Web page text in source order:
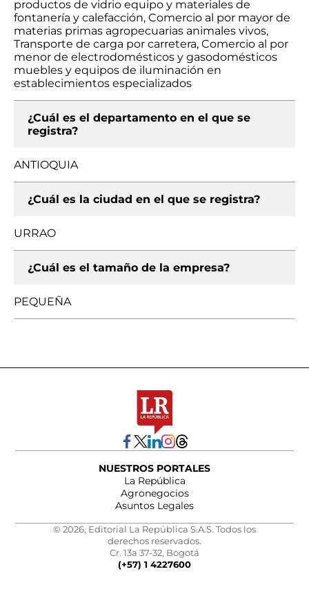
productos de vidrio equipo y materiales de
fontanería y calefacción, Comercio al por mayor de
materias primas agropecuarias animales vivos,
Transporte de carga por carretera, Comercio al por
menor de electrodomésticos y gasodomésticos
muebles y equipos de iluminación en
establecimientos especializados
¿Cuál es el departamento en el que se
registra?
ANTIOQUIA
¿Cuál es la ciudad en el que se registra?
URRAO
¿Cuál es el tamaño de la empresa?
PEQUEÑA
NUESTROS PORTALES
La República
Agronegocios
Asuntos Legales
© 2026, Editorial La República S.A.S. Todos los
derechos reservados.
Cr. 13a 37-32, Bogotá
(+57) 1 4227600